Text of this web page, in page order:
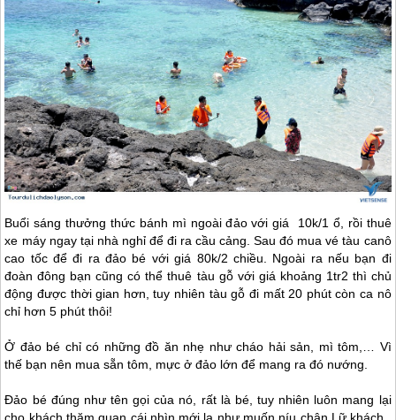
Buổi sáng thưởng thức bánh mì ngoài đảo với giá 10k/1 ổ, rồi thuê
xe máy ngay tại nhà nghỉ để đi ra cầu cảng. Sau đó mua vé tàu canô
cao tốc để đi ra đảo bé với giá 80k/2 chiều. Ngoài ra nếu bạn đi
đoàn đông bạn cũng có thể thuê tàu gỗ với giá khoảng 1tr2 thì chủ
động được thời gian hơn, tuy nhiên tàu gỗ đi mất 20 phút còn ca nô
chỉ hơn 5 phút thôi!
Ở đảo bé chỉ có những đồ ăn nhẹ như cháo hải sản, mì tôm,… Vì
thế bạn nên mua sẵn tôm, mực ở đảo lớn để mang ra đó nướng.
Đảo bé đúng như tên gọi của nó, rất là bé, tuy nhiên luôn mang lại